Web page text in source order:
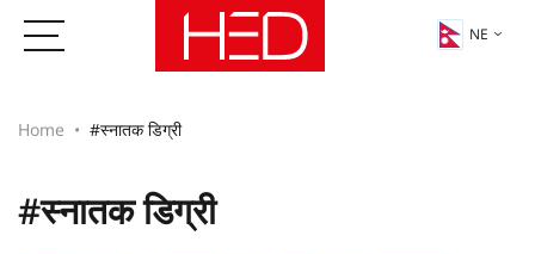
NE
Home #स्नातक डिग्री
#स्नातक डिग्री